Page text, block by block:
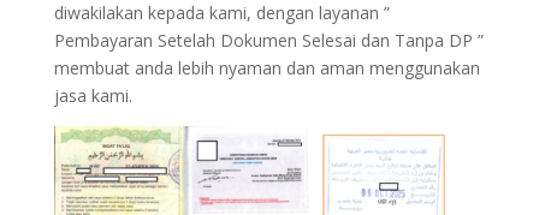
diwakilakan kepada kami, dengan layanan ”
Pembayaran Setelah Dokumen Selesai dan Tanpa DP ”
membuat anda lebih nyaman dan aman menggunakan
jasa kami.